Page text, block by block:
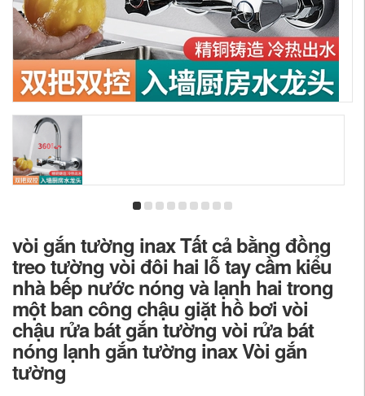
vòi gắn tường inax Tất cả bằng đồng
treo tường vòi đôi hai lỗ tay cầm kiểu
nhà bếp nước nóng và lạnh hai trong
một ban công chậu giặt hồ bơi vòi
chậu rửa bát gắn tường vòi rửa bát
nóng lạnh gắn tường inax Vòi gắn
tường